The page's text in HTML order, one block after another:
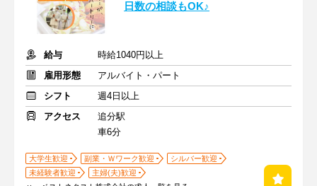
日数の相談もOK♪
給与
時給1040円以上
雇用形態
アルバイト・パート
シフト
週4日以上
アクセス
追分駅
車6分
大学生歓迎 副業・Ｗワーク歓迎
シルバー歓迎
未経験者歓迎
主婦(夫)歓迎